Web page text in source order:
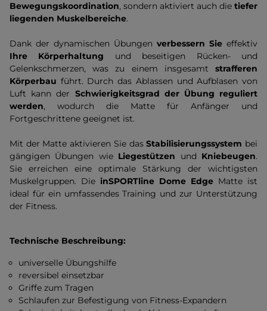
Bewegungskoordination, sondern aktiviert auch die tiefer
liegenden Muskelbereiche.
Dank der dynamischen Übungen verbessern Sie effektiv
Ihre Körperhaltung und beseitigen Rücken- und
Gelenkschmerzen, was zu einem insgesamt strafferen
Körperbau führt. Durch das Ablassen und Aufblasen von
Luft kann der Schwierigkeitsgrad der Übung reguliert
werden, wodurch die Matte für Anfänger und
Fortgeschrittene geeignet ist.
Mit der Matte aktivieren Sie dasStabilisierungssystem bei
gängigen Übungen wie Liegestützen und Kniebeugen.
Sie erreichen eine optimale Stärkung der wichtigsten
Muskelgruppen. Die inSPORTline Dome Edge Matte ist
ideal für ein umfassendes Training und zur Unterstützung
der Fitness.
Technische Beschreibung:
universelle Übungshilfe
reversibel einsetzbar
Griffe zum Tragen
Schlaufen zur Befestigung von Fitness-Expandern